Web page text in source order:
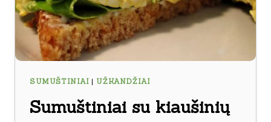
SUMUŠTINIAI | UŽKANDŽIAI
Sumuštiniai su kiaušinių